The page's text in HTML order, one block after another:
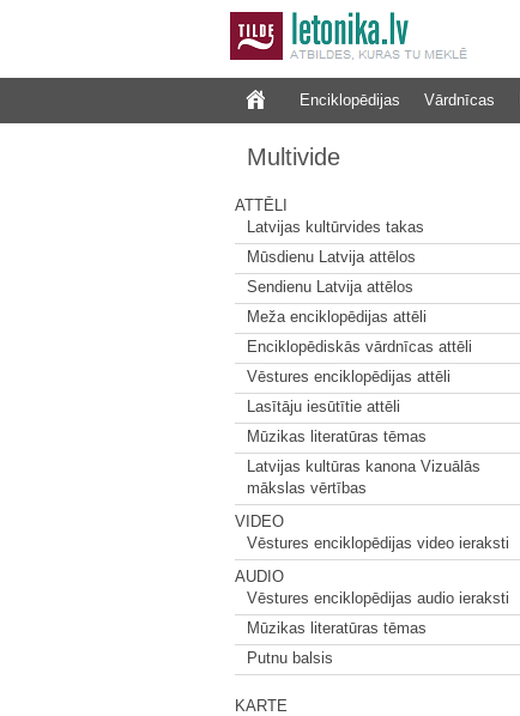
Enciklopēdijas Vārdnīcas
Multivide
ATTĒLI
Latvijas kultūrvides takas
Mūsdienu Latvija attēlos
Sendienu Latvija attēlos
Meža enciklopēdijas attēli
Enciklopēdiskās vārdnīcas attēli
Vēstures enciklopēdijas attēli
Lasītāju iesūtītie attēli
Mūzikas literatūras tēmas
Latvijas kultūras kanona Vizuālās
mākslas vērtības
VIDEO
Vēstures enciklopēdijas video ieraksti
AUDIO
Vēstures enciklopēdijas audio ieraksti
Mūzikas literatūras tēmas
Putnu balsis
KARTE